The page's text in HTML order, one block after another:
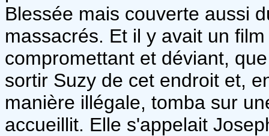
Blessée mais couverte aussi
massacrés. Et il y avait un
compromettant et déviant,
sortir Suzy de cet endroit et,
manière illégale, tomba sur
accueillit. Elle s'appelait